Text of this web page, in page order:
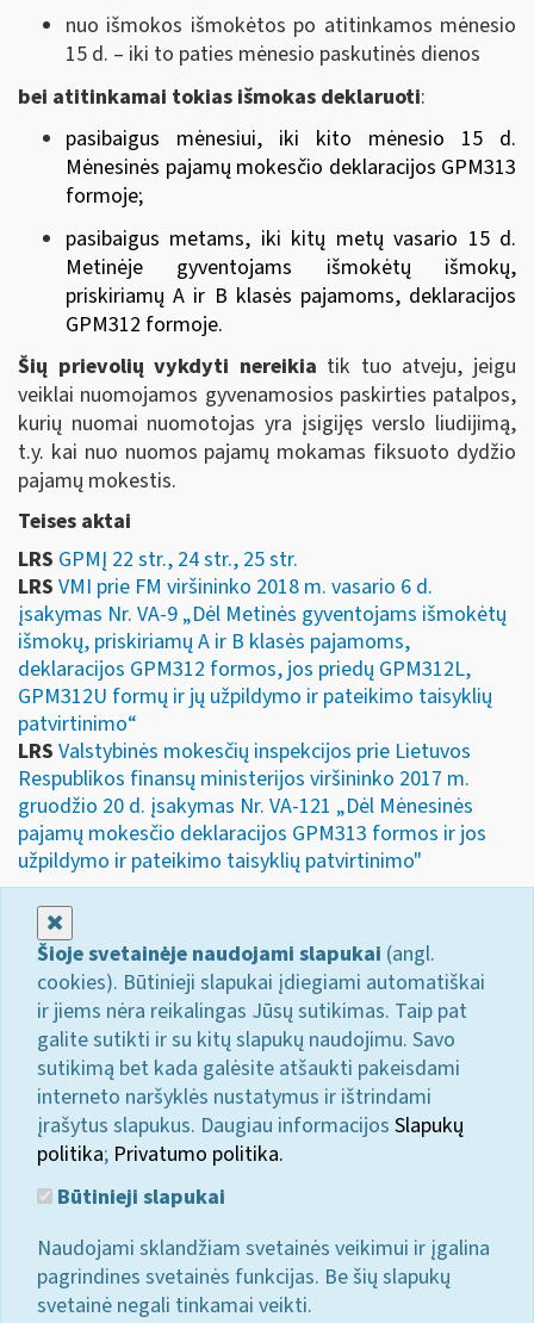
nuo išmokos išmokėtos po atitinkamos mėnesio
15 d. – iki to paties mėnesio paskutinės dienos
bei atitinkamai tokias išmokas deklaruoti:
pasibaigus mėnesiui, iki kito mėnesio 15 d.
Mėnesinės pajamų mokesčio deklaracijos GPM313
formoje;
pasibaigus metams, iki kitų metų vasario 15 d.
Metinėje gyventojams išmokėtų išmokų,
priskiriamų A ir B klasės pajamoms, deklaracijos
GPM312 formoje.
Šių prievolių vykdyti nereikia tik tuo atveju, jeigu
veiklai nuomojamos gyvenamosios paskirties patalpos,
kurių nuomai nuomotojas yra įsigijęs verslo liudijimą,
t.y. kai nuo nuomos pajamų mokamas fiksuoto dydžio
pajamų mokestis.
Teises aktai
LRS GPMĮ 22 str., 24 str., 25 str.
LRS VMI prie FM viršininko 2018 m. vasario 6 d.
įsakymas Nr. VA-9 „Dėl Metinės gyventojams išmokėtų
išmokų, priskiriamų A ir B klasės pajamoms,
deklaracijos GPM312 formos, jos priedų GPM312L,
GPM312U formų ir jų užpildymo ir pateikimo taisyklių
patvirtinimo“
LRS Valstybinės mokesčių inspekcijos prie Lietuvos
Respublikos finansų ministerijos viršininko 2017 m.
gruodžio 20 d. įsakymas Nr. VA-121 „Dėl Mėnesinės
pajamų mokesčio deklaracijos GPM313 formos ir jos
užpildymo ir pateikimo taisyklių patvirtinimo"
Šioje svetainėje naudojami slapukai (angl.
cookies). Būtinieji slapukai įdiegiami automatiškai
ir jiems nėra reikalingas Jūsų sutikimas. Taip pat
galite sutikti ir su kitų slapukų naudojimu. Savo
sutikimą bet kada galėsite atšaukti pakeisdami
interneto naršyklės nustatymus ir ištrindami
įrašytus slapukus. Daugiau informacijos Slapukų
politika; Privatumo politika.
Būtinieji slapukai
Naudojami sklandžiam svetainės veikimui ir įgalina
pagrindines svetainės funkcijas. Be šių slapukų
svetainė negali tinkamai veikti.